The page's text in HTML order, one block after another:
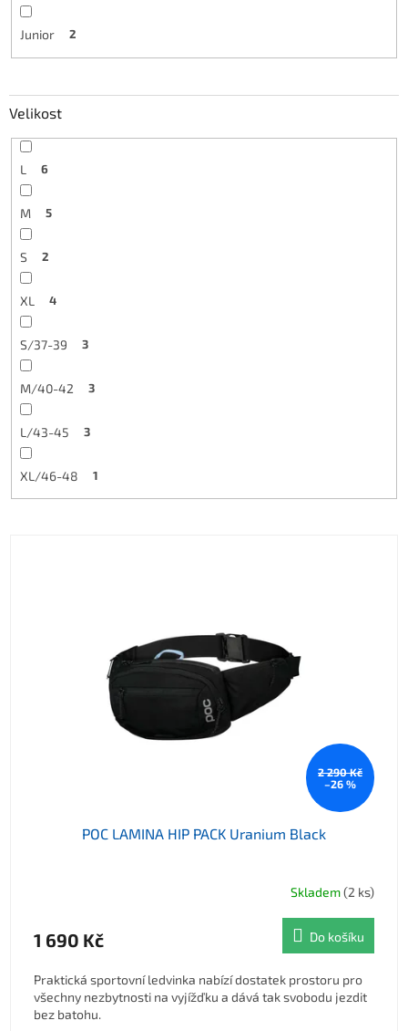
Junior 2
Velikost
L 6
M 5
S 2
XL 4
S/37-39 3
M/40-42 3
L/43-45 3
XL/46-48 1
2 290 Kč
–26 %
POC LAMINA HIP PACK Uranium Black
Skladem(2 ks)
1 690 Kč Do košíku
Praktická sportovní ledvinka nabízí dostatek prostoru pro
všechny nezbytnosti na vyjížďku a dává tak svobodu jezdit
bez batohu.